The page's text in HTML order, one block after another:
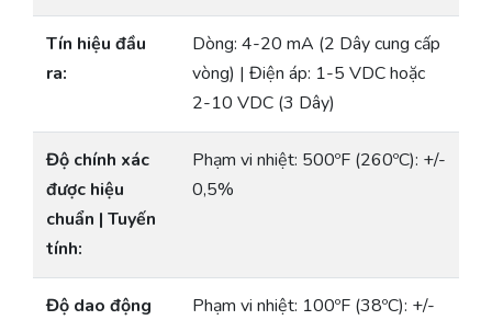
Tín hiệu đầu
ra:
Dòng: 4-20 mA (2 Dây cung cấp
vòng) | Điện áp: 1-5 VDC hoặc
2-10 VDC (3 Dây)
Độ chính xác
được hiệu
chuẩn | Tuyến
tính:
Phạm vi nhiệt: 500ºF (260ºC): +/-
0,5%
Độ dao động
Phạm vi nhiệt: 100ºF (38ºC): +/-